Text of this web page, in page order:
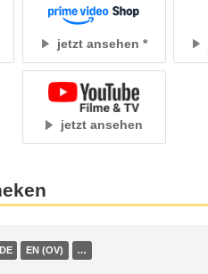
jetzt ansehen
jetzt ansehen
DE EN (OV) …